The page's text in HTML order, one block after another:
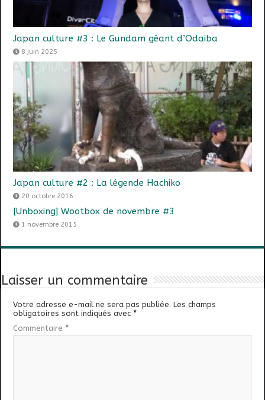
Japan culture #3 : Le Gundam géant d’Odaiba
8 juin 2025
Japan culture #2 : La légende Hachiko
20 octobre 2016
[Unboxing] Wootbox de novembre #3
1 novembre 2015
Laisser un commentaire
Votre adresse e-mail ne sera pas publiée. Les champs
obligatoires sont indiqués avec*
Commentaire *